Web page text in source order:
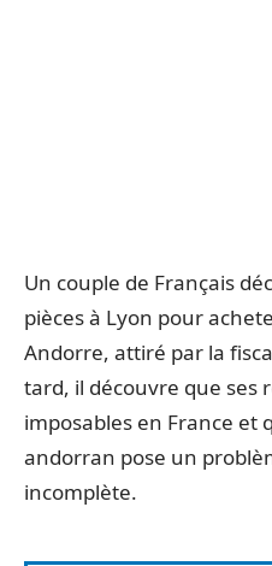
Un couple de Français
pièces à Lyon pour
Andorre, attiré par la
tard, il découvre que ses
imposables en France et
andorran pose un
incomplète.